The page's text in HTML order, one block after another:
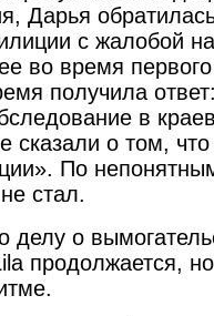
Дарья
с жалобой
во время
получила
в
сказали о том,
По
стал.
делу о
продолжается,